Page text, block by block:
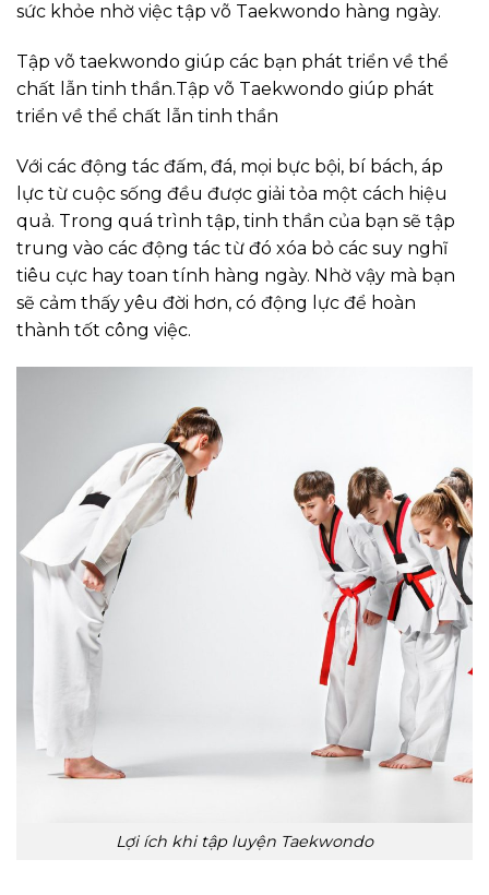
sức khỏe nhờ việc tập võ Taekwondo hàng ngày.
Tập võ taekwondo giúp các bạn phát triển về thể
chất lẫn tinh thần.Tập võ Taekwondo giúp phát
triển về thể chất lẫn tinh thần
Với các động tác đấm, đá, mọi bực bội, bí bách, áp
lực từ cuộc sống đều được giải tỏa một cách hiệu
quả. Trong quá trình tập, tinh thần của bạn sẽ tập
trung vào các động tác từ đó xóa bỏ các suy nghĩ
tiêu cực hay toan tính hàng ngày. Nhờ vậy mà bạn
sẽ cảm thấy yêu đời hơn, có động lực để hoàn
thành tốt công việc.
Lợi ích khi tập luyện Taekwondo